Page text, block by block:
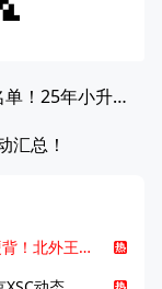
海淀区最新19所小学直升初中名单！25年小升初家长必看
汇总！
告别死记硬背！北外王牌精读词汇课，帮孩子突破英语词汇难关